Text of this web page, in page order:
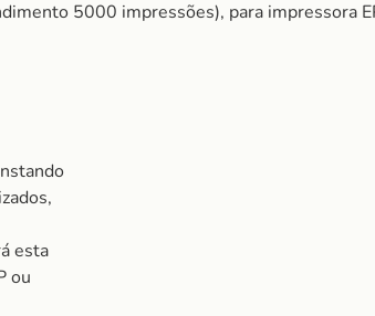
5000 impressões), para impressora
esta
ou